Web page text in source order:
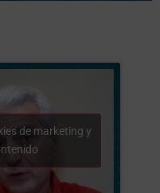
de marketing y